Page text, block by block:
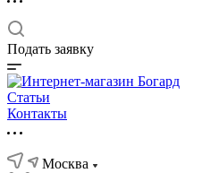
Подать заявку
Статьи
Контакты
Москва